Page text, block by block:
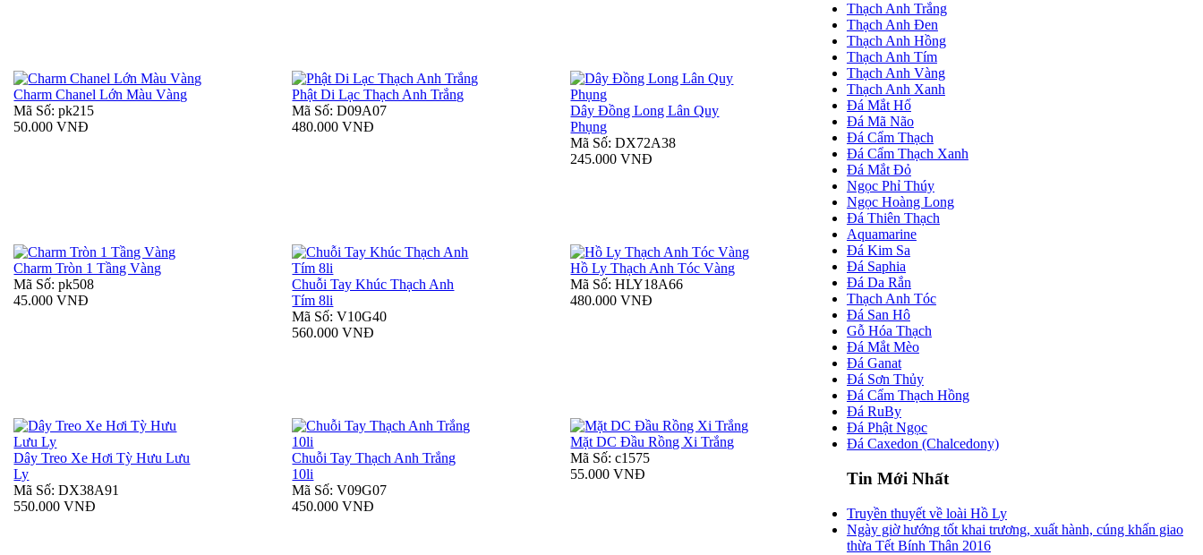
Charm Chanel Lớn Màu Vàng
Mã Số: pk215
50.000 VNĐ
Phật Di Lạc Thạch Anh Trắng
Mã Số: D09A07
480.000 VNĐ
Dây Đồng Long Lân Quy
Phụng
Mã Số: DX72A38
245.000 VNĐ
Charm Tròn 1 Tầng Vàng
Mã Số: pk508
45.000 VNĐ
Chuỗi Tay Khúc Thạch Anh
Tím 8li
Mã Số: V10G40
560.000 VNĐ
Hồ Ly Thạch Anh Tóc Vàng
Mã Số: HLY18A66
480.000 VNĐ
Dây Treo Xe Hơi Tỳ Hưu Lưu
Ly
Mã Số: DX38A91
550.000 VNĐ
Chuỗi Tay Thạch Anh Trắng
10li
Mã Số: V09G07
450.000 VNĐ
Mặt DC Đầu Rồng Xi Trắng
Mã Số: c1575
55.000 VNĐ
Thạch Anh Trắng
Thạch Anh Đen
Thạch Anh Hồng
Thạch Anh Tím
Thạch Anh Vàng
Thạch Anh Xanh
Đá Mắt Hổ
Đá Mã Não
Đá Cẩm Thạch
Đá Cẩm Thạch Xanh
Đá Mắt Đỏ
Ngọc Phỉ Thúy
Ngọc Hoàng Long
Đá Thiên Thạch
Aquamarine
Đá Kim Sa
Đá Saphia
Đá Da Rắn
Thạch Anh Tóc
Đá San Hô
Gỗ Hóa Thạch
Đá Mắt Mèo
Đá Ganat
Đá Sơn Thủy
Đá Cẩm Thạch Hồng
Đá RuBy
Đá Phật Ngọc
Đá Caxedon (Chalcedony)
Tin Mới Nhất
Truyền thuyết về loài Hồ Ly
Ngày giờ hướng tốt khai trương, xuất hành, cúng khấn giao
thừa Tết Bính Thân 2016